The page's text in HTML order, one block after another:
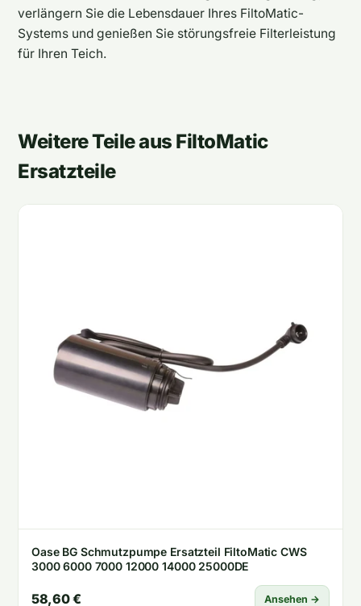
verlängern Sie die Lebensdauer Ihres FiltoMatic-
Systems und genießen Sie störungsfreie Filterleistung
für Ihren Teich.
Weitere Teile aus FiltoMatic
Ersatzteile
Oase BG Schmutzpumpe Ersatzteil FiltoMatic CWS
3000 6000 7000 12000 14000 25000DE
58,60 € Ansehen →